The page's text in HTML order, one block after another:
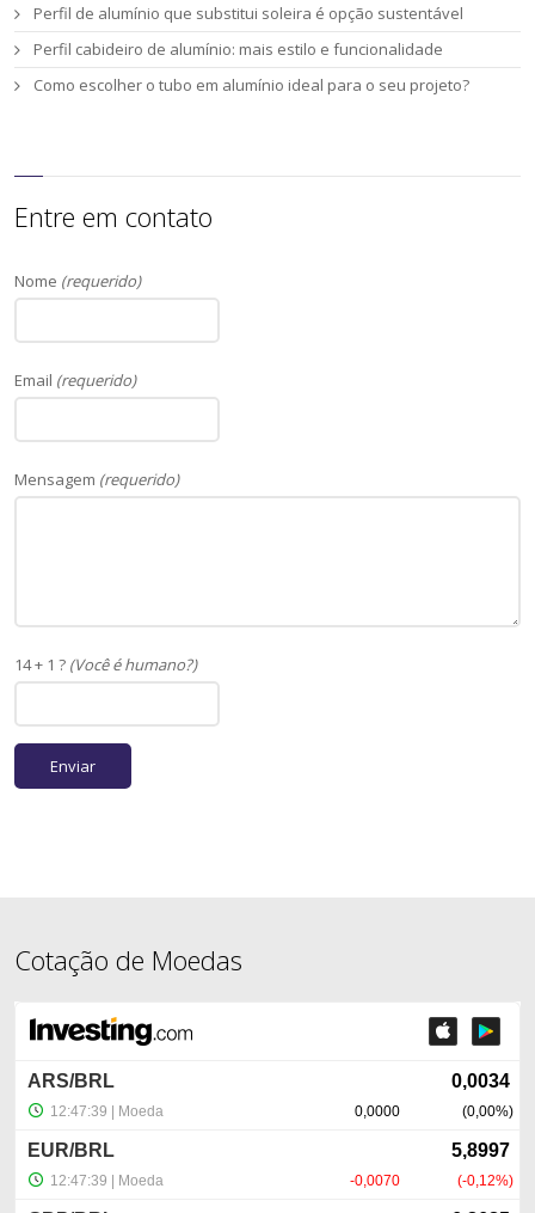
Perfil de alumínio que substitui soleira é opção sustentável
Perfil cabideiro de alumínio: mais estilo e funcionalidade
Como escolher o tubo em alumínio ideal para o seu projeto?
Entre em contato
Nome (requerido)
Email (requerido)
Mensagem (requerido)
14 + 1 ? (Você é humano?)
Cotação de Moedas